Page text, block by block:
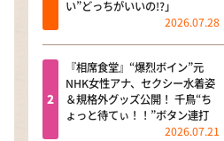
い”どっちがいいの!?」
2026.07.28
『相席食堂』“爆烈ボイン”元
NHK女性アナ、セクシー水着姿
＆規格外グッズ公開！ 千鳥“ち
ょっと待てぃ！！”ボタン連打
2026.07.21